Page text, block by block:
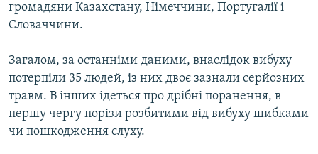
громадяни Казахстану, Німеччини, Португалії і
Словаччини.
Загалом, за останніми даними, внаслідок вибуху
потерпіли 35 людей, із них двоє зазнали серйозних
травм. В інших ідеться про дрібні поранення, в
першу чергу порізи розбитими від вибуху шибками
чи пошкодження слуху.